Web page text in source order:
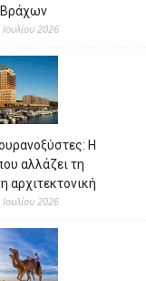
Βράχων
2026
Η
αλλάζει τη
αρχιτεκτονική
2026